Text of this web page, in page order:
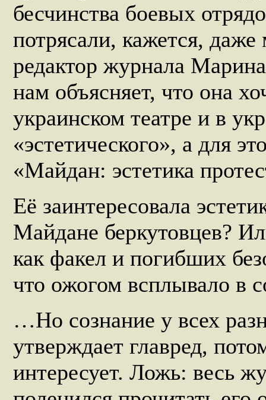
бесчинства боевых
потрясали, кажется,
редактор журнала
нам объясняет, что она
украинском театре и в
«эстетического», а для
«Майдан: эстетика
Её заинтересовала
Майдане беркутовцев?
как факел и погибших
что ожогом всплывало в
…Но сознание у всех
утверждает главред,
интересует. Ложь: весь